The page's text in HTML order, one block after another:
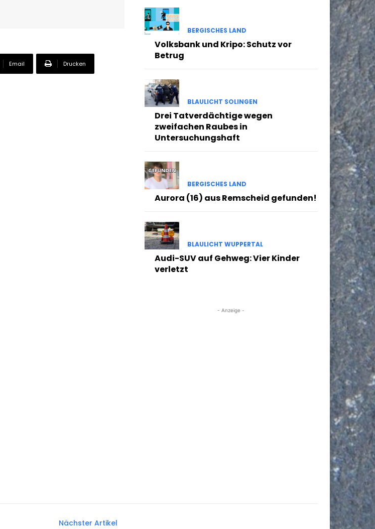
Email Drucken
BERGISCHES LAND
Volksbank und Kripo: Schutz vor
Betrug
BLAULICHT SOLINGEN
Drei Tatverdächtige wegen
zweifachen Raubes in
Untersuchungshaft
BERGISCHES LAND
Aurora (16) aus Remscheid gefunden!
BLAULICHT WUPPERTAL
Audi-SUV auf Gehweg: Vier Kinder
verletzt
- Anzeige -
Nächster Artikel